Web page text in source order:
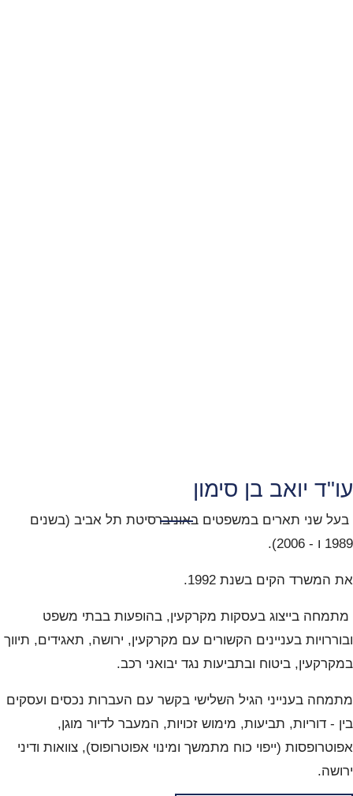
עו"ד יואב בן סימון
בעל שני תארים במשפטים באוניברסיטת תל אביב (בשנים
1989 ו - 2006).
את המשרד הקים בשנת 1992.
מתמחה בייצוג בעסקות מקרקעין, בהופעות בבתי משפט
ובוררויות בעניינים הקשורים עם מקרקעין, ירושה, תאגידים, תיווך
במקרקעין, ביטוח ובתביעות נגד יבואני רכב.
מתמחה בענייני הגיל השלישי בקשר עם העברות נכסים ועסקים
בין - דוריות, תביעות, מימוש זכויות, המעבר לדיור מוגן,
אפוטרופסות (ייפוי כוח מתמשך ומינוי אפוטרופוס), צוואות ודיני
ירושה.